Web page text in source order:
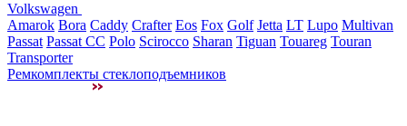
Volkswagen
Amarok Bora Caddy Crafter Eos Fox Golf Jetta LT Lupo Multivan
Passat Passat CC Polo Scirocco Sharan Tiguan Touareg Touran
Transporter
Ремкомплекты стеклоподъемников